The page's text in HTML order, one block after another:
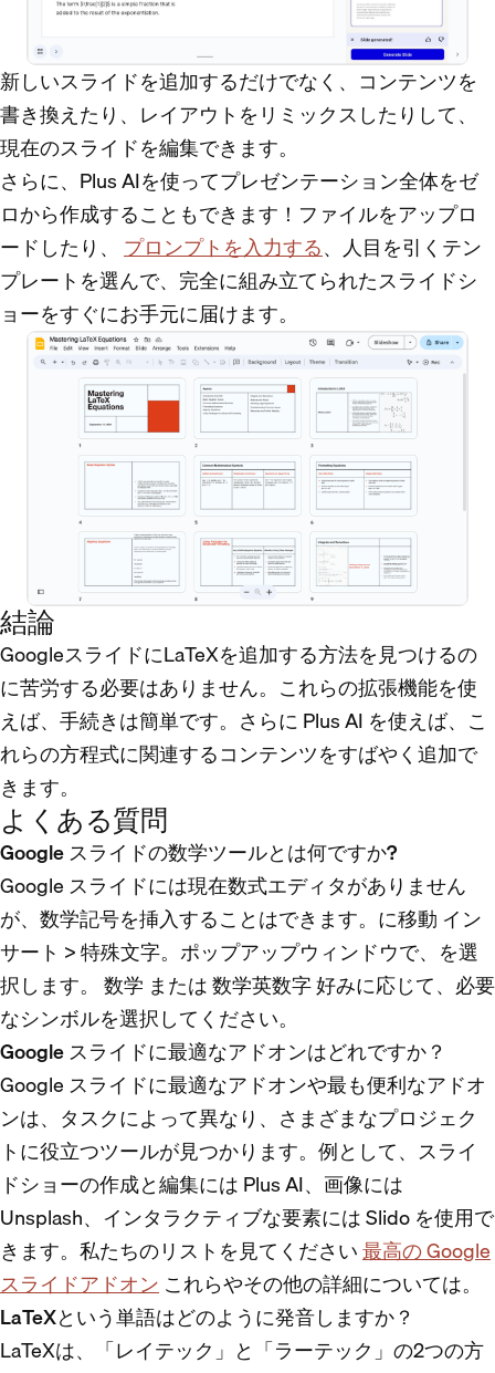
新しいスライドを追加するだけでなく、コンテンツを
書き換えたり、レイアウトをリミックスしたりして、
現在のスライドを編集できます。
さらに、Plus AIを使ってプレゼンテーション全体をゼ
ロから作成することもできます！ファイルをアップロ
ードしたり、 プロンプトを入力する、人目を引くテン
プレートを選んで、完全に組み立てられたスライドシ
ョーをすぐにお手元に届けます。
結論
GoogleスライドにLaTeXを追加する方法を見つけるの
に苦労する必要はありません。これらの拡張機能を使
えば、手続きは簡単です。さらに Plus AI を使えば、こ
れらの方程式に関連するコンテンツをすばやく追加で
きます。
よくある質問
Google スライドの数学ツールとは何ですか?
Google スライドには現在数式エディタがありません
が、数学記号を挿入することはできます。に移動 イン
サート >特殊文字。ポップアップウィンドウで、を選
択します。 数学 または数学英数字好みに応じて、必要
なシンボルを選択してください。
Google スライドに最適なアドオンはどれですか？
Google スライドに最適なアドオンや最も便利なアドオ
ンは、タスクによって異なり、さまざまなプロジェク
トに役立つツールが見つかります。例として、スライ
ドショーの作成と編集には Plus AI、画像には
Unsplash、インタラクティブな要素には Slido を使用で
きます。私たちのリストを見てください最高の Google
スライドアドオン これらやその他の詳細については。
LaTeXという単語はどのように発音しますか？
LaTeXは、「レイテック」と「ラーテック」の2つの方